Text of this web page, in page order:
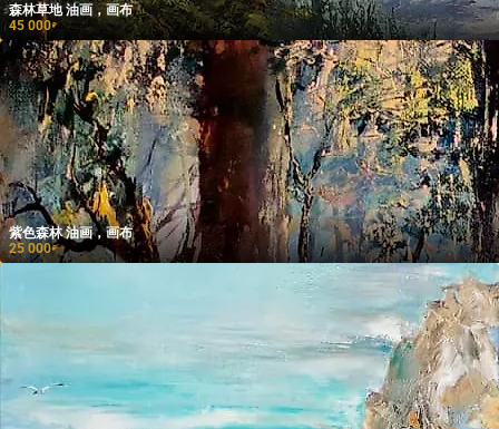
森林草地 油画，画布
45 000₽
紫色森林 油画，画布
25 000₽